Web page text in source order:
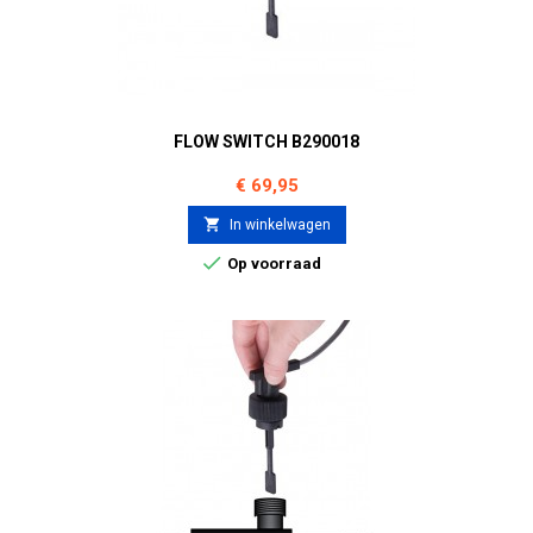
FLOW SWITCH B290018
Prijs
€ 69,95
 In winkelwagen
 Op voorraad